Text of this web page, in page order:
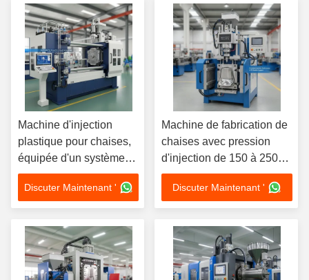
production industrielles
Machine d'injection
plastique pour chaises,
équipée d'un système
hydraulique en boucle
fermée et d'une structure
de machine de moulage
par injection horizontale
Discuter Maintenant '
Machine de fabrication de
chaises avec pression
d'injection de 150 à 250
bars, offrant des
performances d'injection
constantes et un support
pour les matériaux PE
Discuter Maintenant '